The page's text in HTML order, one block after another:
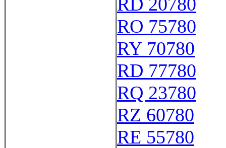
RO 75780
RY 70780
RD 77780
RQ 23780
RZ 60780
RE 55780